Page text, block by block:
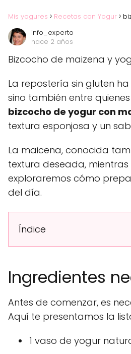
Mis yogures Recetas con Yogur
info_experto
hace 2 años
Bizcocho de maizena y
La repostería sin gluten
sino también entre
bizcocho de yogur con
textura esponjosa y un
La maicena, conocida
textura deseada,
exploraremos cómo
del día.
Índice
Ingredientes
Antes de comenzar, es
Aquí te presentamos la
1 vaso de yogur